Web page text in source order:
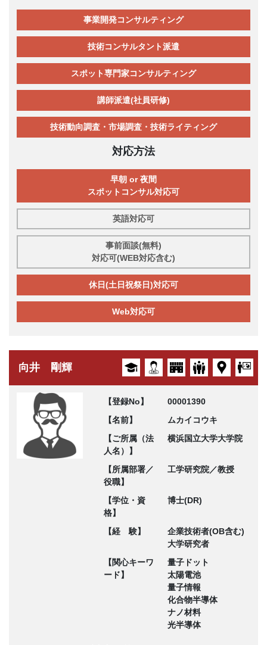
事業開発コンサルティング
技術コンサルタント派遣
スポット専門家コンサルティング
講師派遣(社員研修)
技術動向調査・市場調査・技術ライティング
対応方法
早朝 or 夜間
スポットコンサル対応可
英語対応可
事前面談(無料)
対応可(WEB対応含む)
休日(土日祝祭日)対応可
Web対応可
向井 剛輝
【登録No】
00001390
【名前】
ムカイコウキ
【ご所属（法
人名）】
横浜国立大学大学院
【所属部署／
役職】
工学研究院／教授
【学位・資
格】
博士(DR)
【経 験】
企業技術者(OB含む)
大学研究者
【関心キーワ
ード】
量子ドット
太陽電池
量子情報
化合物半導体
ナノ材料
光半導体